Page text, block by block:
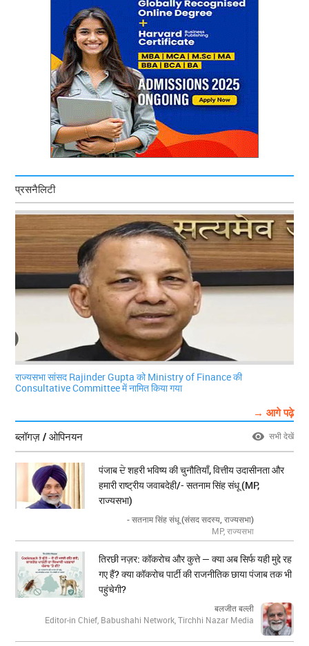
प्रसनैलिटी
राज्यसभा सांसद Rajinder Gupta को Ministry of Finance की
Consultative Committee में नामित किया गया
→ आगे पढ़े
ब्लॉगज़ / ओपिनयन
सभी देखें
पंजाब ਦੇ शहरी भविष्य की चुनौतियाँ, वित्तीय उदासीनता और
हमारी राष्ट्रीय जवाबदेही/- सतनाम सिंह संधू (MP,
राज्यसभा)
- सतनाम सिंह संधू (संसद सदस्य, राज्यसभा)
MP, राज्यसभा
तिरछी नज़र: कॉकरोच और कुत्ते — क्या अब सिर्फ यही मुद्दे रह
गए हैं? क्या कॉकरोच पार्टी की राजनीतिक छाया पंजाब तक भी
पहुंचेगी?
बलजीत बल्ली
Editor-in Chief, Babushahi Network, Tirchhi Nazar Media